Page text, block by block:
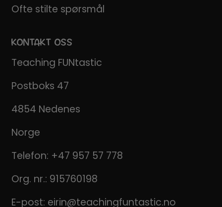
Ofte stilte spørsmål
KONTAKT OSS
Teaching FUNtastic
Postboks 47
4854 Nedenes
Norge
Telefon: +47 957 57 778
Org. nr.: 915760198
E-post: eirin@teachingfuntastic.no